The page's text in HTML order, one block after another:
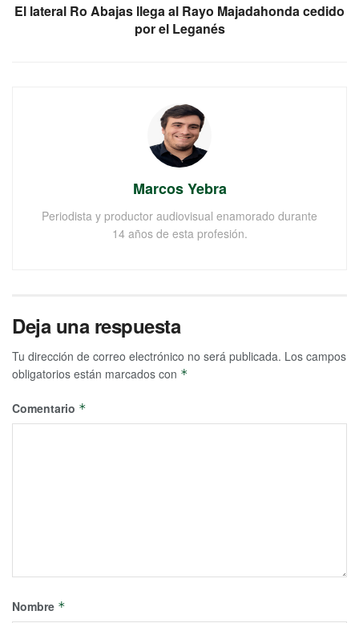
El lateral Ro Abajas llega al Rayo Majadahonda cedido
por el Leganés
Marcos Yebra
Periodista y productor audiovisual enamorado durante
14 años de esta profesión.
Deja una respuesta
Tu dirección de correo electrónico no será publicada. Los campos
obligatorios están marcados con *
Comentario *
Nombre *